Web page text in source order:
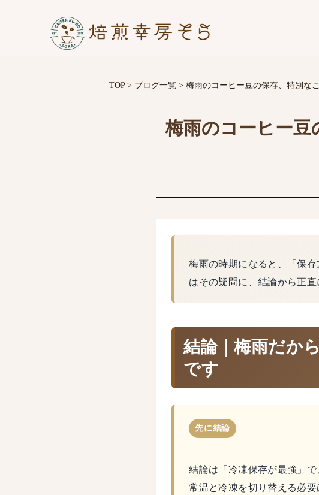
TOP> ブログ一覧 > 梅雨のコーヒー豆の保存、特別な
梅雨のコーヒー豆
梅雨の時期になると、「保
はその疑問に、結論から正直
結論｜梅雨だか
です
先に結論
結論は「冷凍保存が最強」
常温と冷凍を切り替える必